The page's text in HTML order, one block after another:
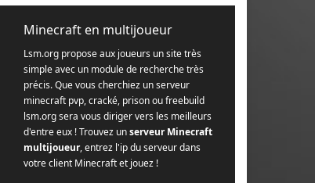
Minecraft en multijoueur
Lsm.org propose aux joueurs un site très
simple avec un module de recherche très
précis. Que vous cherchiez un serveur
minecraft pvp, cracké, prison ou freebuild
lsm.org sera vous diriger vers les meilleurs
d'entre eux ! Trouvez unserveur Minecraft
multijoueur, entrez l'ip du serveur dans
votre client Minecraft et jouez !